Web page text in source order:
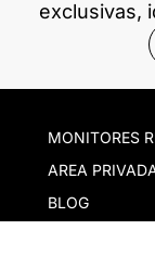
exclusivas,
MONITORES
AREA
BLOG